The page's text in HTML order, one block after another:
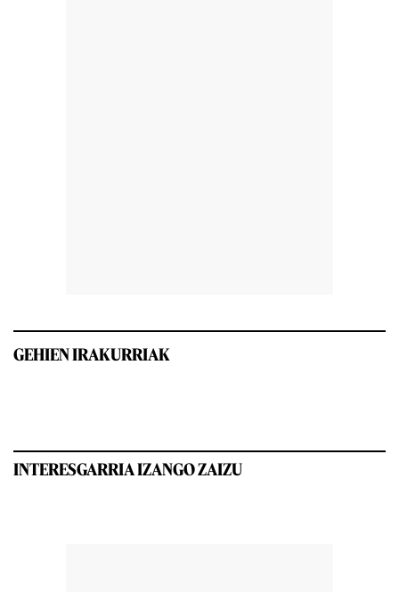
GEHIEN IRAKURRIAK
INTERESGARRIA IZANGO ZAIZU